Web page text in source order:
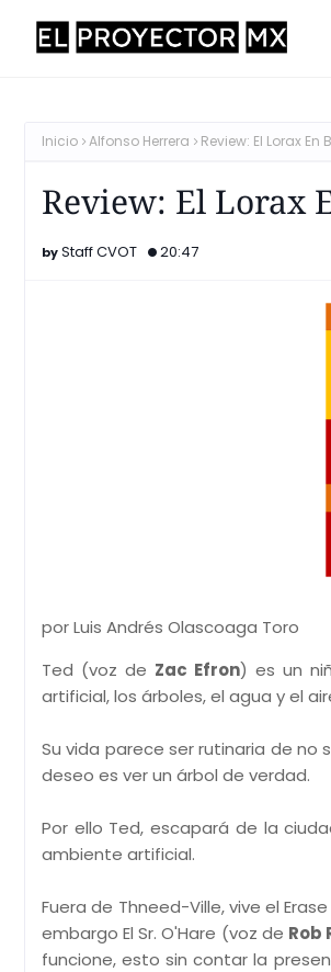
Inicio Alfonso Herrera Review: El Lorax
Review: El Lorax
Staff CVOT 20:47
por Luis Andrés Olascoaga Toro
Ted (voz de Zac Efron) es un
artificial, los árboles, el agua y el
Su vida parece ser rutinaria de no
deseo es ver un árbol de verdad.
Por ello Ted, escapará de la
ambiente artificial.
Fuera de Thneed-Ville, vive el
embargo El Sr. O'Hare (voz de Rob
funcione, esto sin contar la